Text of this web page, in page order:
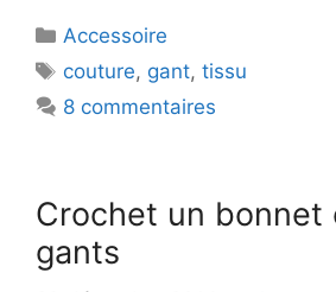
Catégories
Accessoire
Étiquettes
couture, gant,tissu
8 commentaires
Crochet un bonnet
gants